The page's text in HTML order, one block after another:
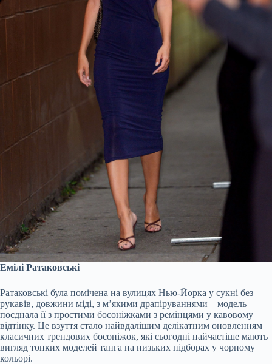
Емілі Ратаковські
Ратаковські була помічена на вулицях Нью-Йорка у сукні без
рукавів, довжини міді, з м’якими драпіруваннями – модель
поєднала її з простими босоніжками з ремінцями у кавовому
відтінку. Це взуття стало найвдалішим делікатним оновленням
класичних трендових босоніжок, які сьогодні найчастіше мають
вигляд тонких моделей танга на низьких підборах у чорному
кольорі.